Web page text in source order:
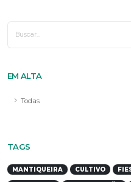
EM ALTA
Todas
TAGS
MANTIQUEIRA CULTIVO